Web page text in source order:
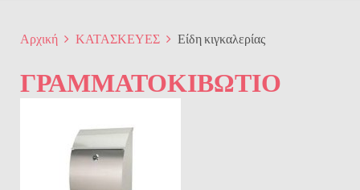
Αρχική ΚΑΤΑΣΚΕΥΕΣ Είδη κιγκαλερίας
ΓΡΑΜΜΑΤΟΚΙΒΏΤΙΟ